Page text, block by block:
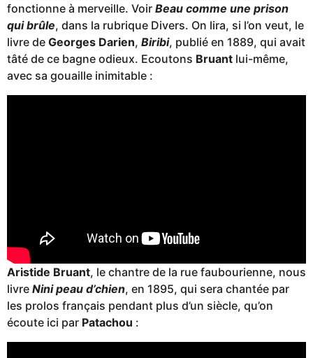
fonctionne à merveille. Voir Beau comme une prison
qui brûle, dans la rubrique Divers. On lira, si l’on veut, le
livre de Georges Darien, Biribi, publié en 1889, qui avait
tâté de ce bagne odieux. Ecoutons Bruant lui-même,
avec sa gouaille inimitable :
Aristide Bruant, le chantre de la rue faubourienne, nous
livre Nini peau d’chien, en 1895, qui sera chantée par
les prolos français pendant plus d’un siècle, qu’on
écoute ici par Patachou :